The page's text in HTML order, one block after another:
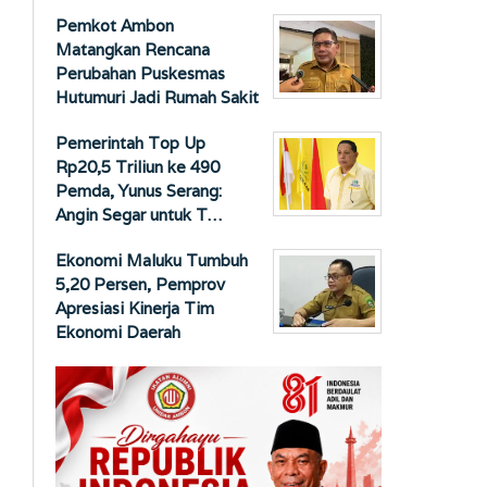
Pemkot Ambon
Matangkan Rencana
Perubahan Puskesmas
Hutumuri Jadi Rumah Sakit
Pemerintah Top Up
Rp20,5 Triliun ke 490
Pemda, Yunus Serang:
Angin Segar untuk T…
Ekonomi Maluku Tumbuh
5,20 Persen, Pemprov
Apresiasi Kinerja Tim
Ekonomi Daerah